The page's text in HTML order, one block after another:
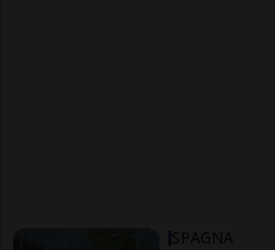
SPAGNA